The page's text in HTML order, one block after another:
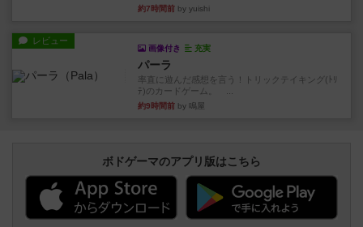
約7時間前 by yuishi
レビュー
画像付き 充実
パーラ
率直に遊んだ感想を言う！トリックテイキング(ﾄﾘ
ﾃ)のカードゲーム。 ...
約9時間前 by 鳴屋
ボドゲーマのアプリ版はこちら